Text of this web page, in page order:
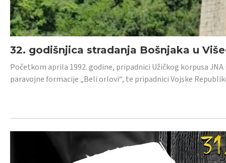
32. godišnjica stradanja Bošnjaka u
Početkom aprila 1992. godine, pripadnici Užičkog korpusa
paravojne formacije „Beli orlovi“, te pripadnici Vojske